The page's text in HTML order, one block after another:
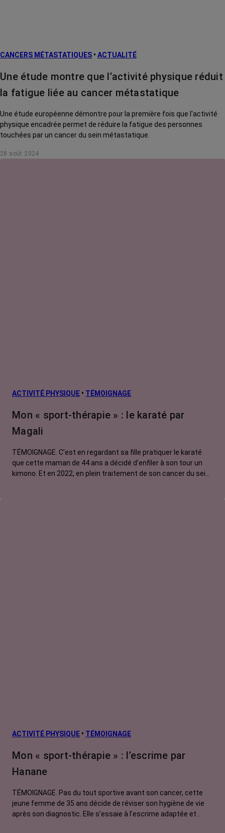
CANCERS MÉTASTATIQUES • ACTUALITÉ
Une étude montre que l’activité physique réduit
la fatigue liée au cancer métastatique
Une étude européenne démontre pour la première fois que l'activité
physique encadrée permet de réduire la fatigue des personnes
touchées par un cancer du sein métastatique.
28 août 2024
ACTIVITÉ PHYSIQUE • TÉMOIGNAGE
Mon « sport-thérapie » : le karaté par
Magali
TÉMOIGNAGE. C’est en regardant sa fille pratiquer le karaté
que cette maman de 44 ans a décidé d’enfiler à son tour un
kimono. Et en 2022, en plein traitement de son cancer du sein,
ACTIVITÉ PHYSIQUE • TÉMOIGNAGE
Mon « sport-thérapie » : l’escrime par
Hanane
TÉMOIGNAGE. Pas du tout sportive avant son cancer, cette
jeune femme de 35 ans décide de réviser son hygiène de vie
après son diagnostic. Elle s’essaie à l’escrime adaptée et